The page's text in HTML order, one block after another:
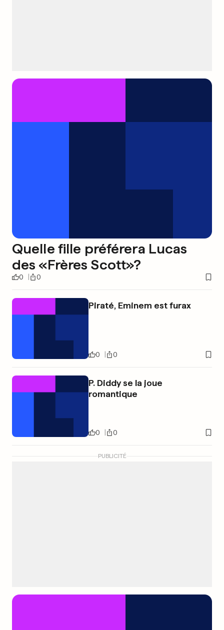
Quelle fille préférera Lucas
des «Frères Scott»?
0 0
Piraté, Eminem est furax
0 0
P. Diddy se la joue
romantique
0 0
PUBLICITÉ